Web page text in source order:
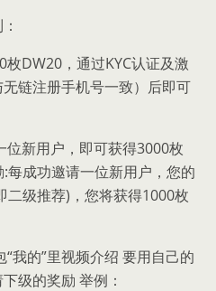
DW20，通过KYC认证及激
链注册手机号一致）后即可
位新用户，即可获得3000枚
每成功邀请一位新用户，您的
二级推荐)，您将获得1000枚
我的”里视频介绍 要用自己的
级的奖励 举例：